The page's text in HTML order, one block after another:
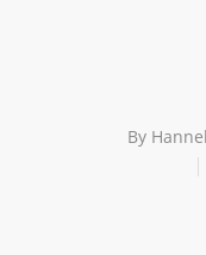
By